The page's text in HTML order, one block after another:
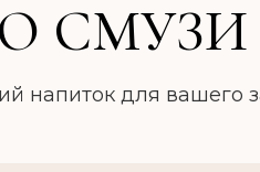
СМУЗИ
напиток для вашего